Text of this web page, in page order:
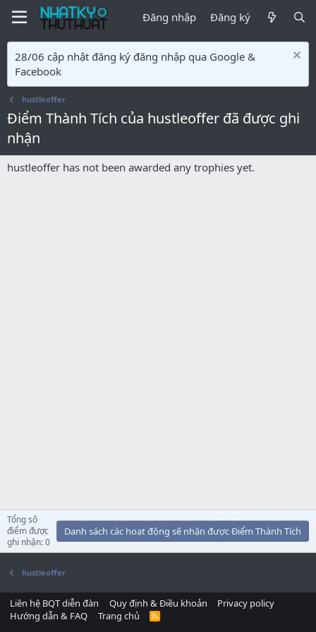
Đăng nhập Đăng ký
28/06 cập nhật đăng ký đăng nhập qua Google &
Facebook
hustleoffer
Điểm Thành Tích của hustleoffer đã được ghi
nhận
hustleoffer has not been awarded any trophies yet.
Tổng số
điểm được
ghi nhận: 0
Danh sách các hoạt động sẽ nhận được Điểm Thành Tích
hustleoffer
Liên hệ BQT diễn đàn Quy định & Điều khoản
Privacy policy
Hướng dẫn & FAQ
Trang chủ
R